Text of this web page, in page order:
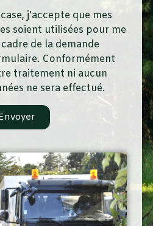
j'accepte que mes
soient utilisées pour me
de la demande
Conformément
traitement ni aucun
ne sera effectué.